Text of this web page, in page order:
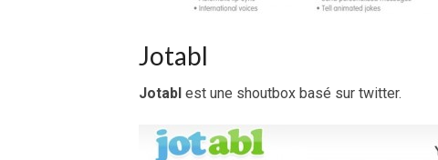
Jotabl
Jotabl est une shoutbox basé sur twitter.